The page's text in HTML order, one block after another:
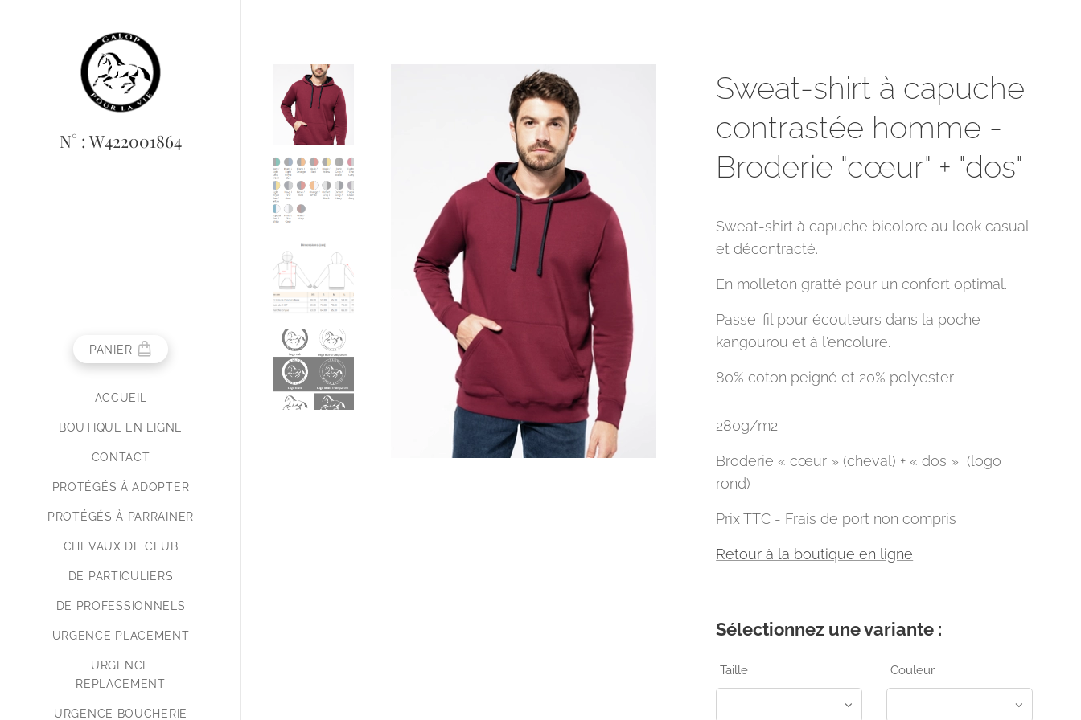
N° : W422001864
PANIER
ACCUEIL
BOUTIQUE EN LIGNE
CONTACT
PROTÉGÉS À ADOPTER
PROTÉGÉS À PARRAINER
CHEVAUX DE CLUB
DE PARTICULIERS
DE PROFESSIONNELS
URGENCE PLACEMENT
URGENCE
REPLACEMENT
URGENCE BOUCHERIE
Sweat-shirt à capuche
contrastée homme -
Broderie "cœur" + "dos"
Sweat-shirt à capuche bicolore au look casual
et décontracté.
En molleton gratté pour un confort optimal.
Passe-fil pour écouteurs dans la poche
kangourou et à l'encolure.
80% coton peigné et 20% polyester
280g/m2
Broderie « cœur » (cheval) + « dos » (logo
rond)
Prix TTC - Frais de port non compris
Retour à la boutique en ligne
Sélectionnez une variante :
Taille Couleur